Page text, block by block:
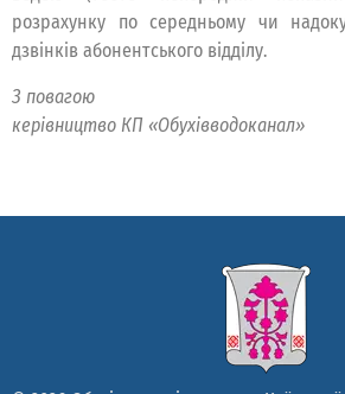
розрахунку по середньому чи
дзвінків абонентського відділу.
З повагою
керівництво КП «Обухівводоканал»